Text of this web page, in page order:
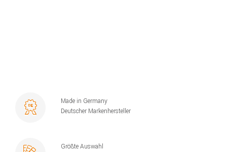
Made in Germany
Deutscher Markenhersteller
Größte Auswahl